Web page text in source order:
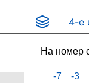
4-е
На номер
-7 -3